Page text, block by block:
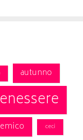
autunno
ceci